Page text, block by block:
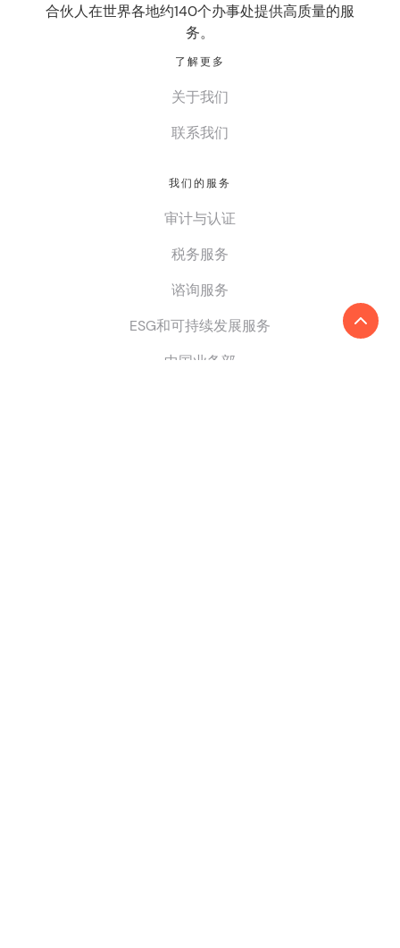
合伙人在世界各地约140个办事处提供高质量的服
务。
了解更多
关于我们
联系我们
我们的服务
审计与认证
税务服务
谘询服务
ESG和可持续发展服务
中国业务部